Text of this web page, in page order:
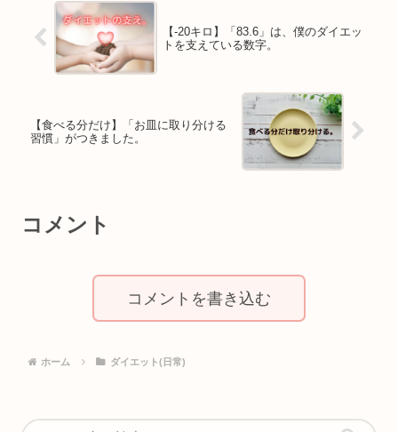
【‐20キロ】「83.6」は、僕のダイエッ
トを支えている数字。
【食べる分だけ】「お皿に取り分ける
習慣」がつきました。
コメント
コメントを書き込む
ホーム ダイエット(日常)